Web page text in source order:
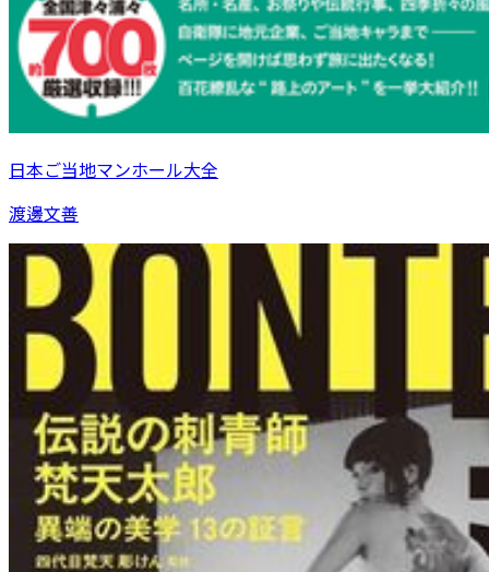
日本ご当地マンホール大全
渡邊文善